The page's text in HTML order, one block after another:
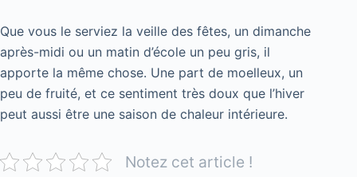
Que vous le serviez la veille des fêtes, un dimanche
après-midi ou un matin d’école un peu gris, il
apporte la même chose. Une part de moelleux, un
peu de fruité, et ce sentiment très doux que l’hiver
peut aussi être une saison de chaleur intérieure.
Notez cet article !